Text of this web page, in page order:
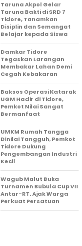
Taruna Akpol Gelar
Taruna Bakti di SRD 7
Tidore, Tanamkan
Disiplin dan Semangat
Belajar kepada Siswa
Damkar Tidore
Tegaskan Larangan
Membakar Lahan Demi
Cegah Kebakaran
Baksos Operasi Katarak
UGM Hadir di Tidore,
Pemkot Nilai Sangat
Bermanfaat
UMKM Rumah Tangga
Dinilai Tangguh, Pemkot
Tidore Dukung
Pengembangan Industri
Kecil
Wagub Malut Buka
Turnamen Bubula Cup VII
Antar-RT, Ajak Warga
Perkuat Persatuan